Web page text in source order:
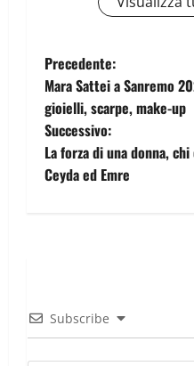
Precedente:
Mara Sattei a Sanremo
gioielli, scarpe, make-up
Successivo:
La forza di una donna,
Ceyda ed Emre
Subscribe